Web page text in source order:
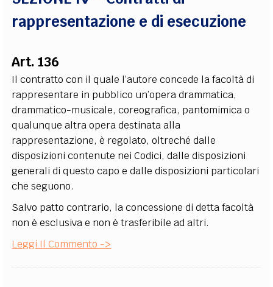
rappresentazione e di esecuzione
Art. 136
Il contratto con il quale l’autore concede la facoltà di
rappresentare in pubblico un’opera drammatica,
drammatico-musicale, coreografica, pantomimica o
qualunque altra opera destinata alla
rappresentazione, è regolato, oltreché dalle
disposizioni contenute nei Codici, dalle disposizioni
generali di questo capo e dalle disposizioni particolari
che seguono.
Salvo patto contrario, la concessione di detta facoltà
non è esclusiva e non è trasferibile ad altri.
Leggi Il Commento ->